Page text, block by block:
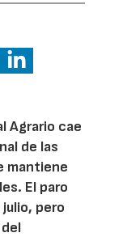
Agrario cae
de las
mantiene
El paro
pero